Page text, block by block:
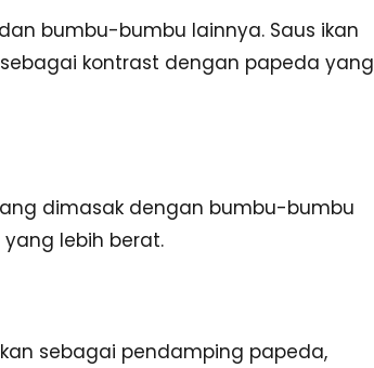
bumbu-bumbu lainnya. Saus ikan
kontrast dengan papeda yang
dimasak dengan bumbu-bumbu
lebih berat.
sebagai pendamping papeda,